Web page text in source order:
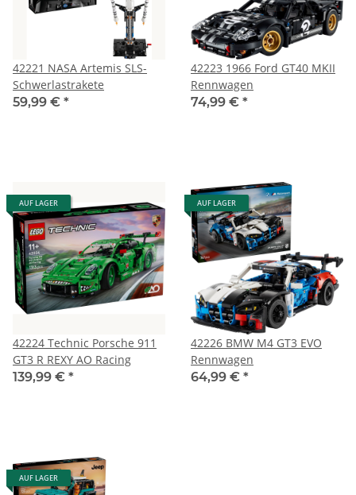
42221 NASA Artemis SLS-
Schwerlastrakete
59,99 € *
42223 1966 Ford GT40 MKII
Rennwagen
74,99 € *
AUF LAGER
42224 Technic Porsche 911
GT3 R REXY AO Racing
139,99 € *
AUF LAGER
42226 BMW M4 GT3 EVO
Rennwagen
64,99 € *
AUF LAGER